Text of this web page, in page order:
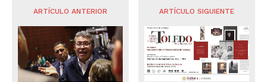
ARTÍCULO ANTERIOR ARTÍCULO SIGUIENTE